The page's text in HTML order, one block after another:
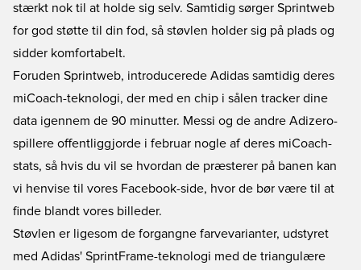
stærkt nok til at holde sig selv. Samtidig sørger Sprintweb
for god støtte til din fod, så støvlen holder sig på plads og
sidder komfortabelt.
Foruden Sprintweb, introducerede Adidas samtidig deres
miCoach-teknologi, der med en chip i sålen tracker dine
data igennem de 90 minutter. Messi og de andre Adizero-
spillere offentliggjorde i februar nogle af deres miCoach-
stats, så hvis du vil se hvordan de præsterer på banen kan
vi henvise til vores Facebook-side, hvor de bør være til at
finde blandt vores billeder.
Støvlen er ligesom de forgangne farvevarianter, udstyret
med Adidas' SprintFrame-teknologi med de triangulære